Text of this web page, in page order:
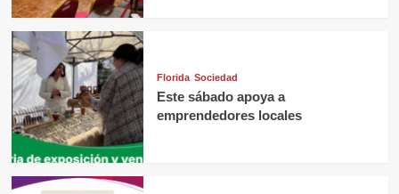
Florida Sociedad
Este sábado apoya a
emprendedores locales